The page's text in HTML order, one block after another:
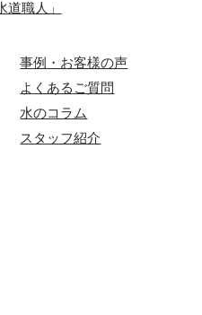
道職人」
事例・お客様の声
よくあるご質問
水のコラム
スタッフ紹介